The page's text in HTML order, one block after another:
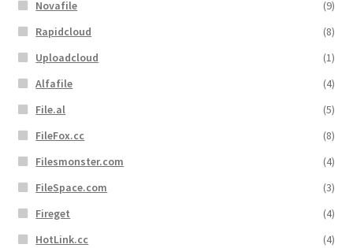
Novafile
(9)
Rapidcloud
(8)
Uploadcloud
(1)
Alfafile
(4)
File.al
(5)
FileFox.cc
(8)
Filesmonster.com
(4)
FileSpace.com
(3)
Fireget
(4)
HotLink.cc
(4)